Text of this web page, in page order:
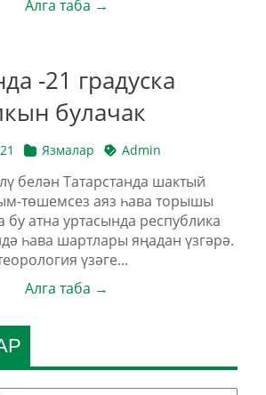
Алга таба →
-21 градуска
булачак
Язмалар Admin
белән Татарстанда шактый
төшемсез аяз һава торышы
атна уртасында республика
һава шартлары яңадан үзгәрә.
үзәге...
Алга таба →